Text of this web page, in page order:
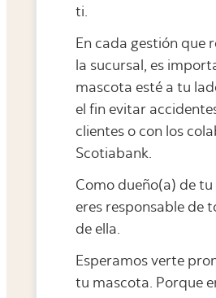
ti.
En cada gestión que
la sucursal, es
mascota esté a tu
el fin evitar
clientes o con los
Scotiabank.
Como dueño(a) de
eres responsable de
de ella.
Esperamos verte
tu mascota. Porque